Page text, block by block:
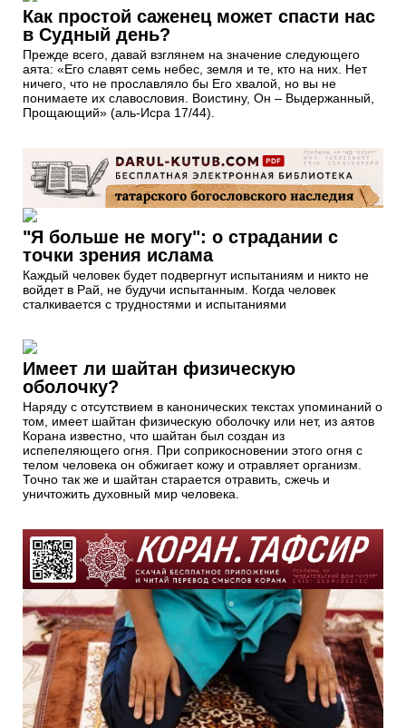
Как простой саженец может спасти нас
в Судный день?
Прежде всего, давай взглянем на значение следующего
аята: «Его славят семь небес, земля и те, кто на них. Нет
ничего, что не прославляло бы Его хвалой, но вы не
понимаете их славословия. Воистину, Он – Выдержанный,
Прощающий» (аль-Исра 17/44).
"Я больше не могу": о страдании с
точки зрения ислама
Каждый человек будет подвергнут испытаниям и никто не
войдет в Рай, не будучи испытанным. Когда человек
сталкивается с трудностями и испытаниями
Имеет ли шайтан физическую
оболочку?
Наряду с отсутствием в канонических текстах упоминаний о
том, имеет шайтан физическую оболочку или нет, из аятов
Корана известно, что шайтан был создан из
испепеляющего огня. При соприкосновении этого огня с
телом человека он обжигает кожу и отравляет организм.
Точно так же и шайтан старается отравить, сжечь и
уничтожить духовный мир человека.